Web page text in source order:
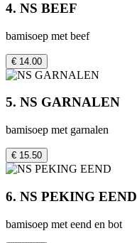
4. NS BEEF
bamisoep met beef
€ 14.00
5. NS GARNALEN
bamisoep met garnalen
€ 15.50
6. NS PEKING EEND
bamisoep met eend en bot